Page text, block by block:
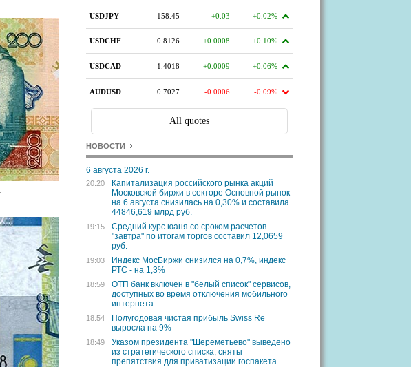
НОВОСТИ
6 августа 2026 г.
20:20
Капитализация российского рынка акций
Московской биржи в секторе Основной рынок
на 6 августа снизилась на 0,30% и составила
44846,619 млрд руб.
19:15
Средний курс юаня со сроком расчетов
"завтра" по итогам торгов составил 12,0659
руб.
19:03
Индекс МосБиржи снизился на 0,7%, индекс
РТС - на 1,3%
18:59
ОТП банк включен в "белый список" сервисов,
доступных во время отключения мобильного
интернета
18:54
Полугодовая чистая прибыль Swiss Re
выросла на 9%
18:49
Указом президента "Шереметьево" выведено
из стратегического списка, сняты
препятствия для приватизации госпакета